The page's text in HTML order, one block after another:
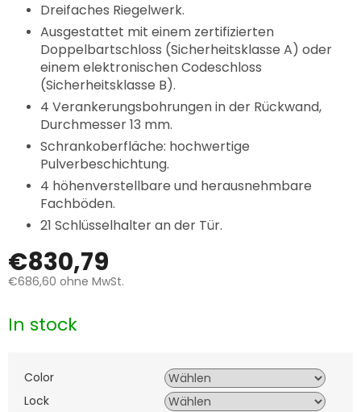
€830,79
€686,60 ohne MwSt.
In stock
Color
Lock
Dreifaches Riegelwerk.
Ausgestattet mit einem zertifizierten
Doppelbartschloss (Sicherheitsklasse A) oder
einem elektronischen Codeschloss
(Sicherheitsklasse B).
4 Verankerungsbohrungen in der Rückwand,
Durchmesser 13 mm.
Schrankoberfläche: hochwertige
Pulverbeschichtung.
4 höhenverstellbare und herausnehmbare
Fachböden.
21 Schlüsselhalter an der Tür.